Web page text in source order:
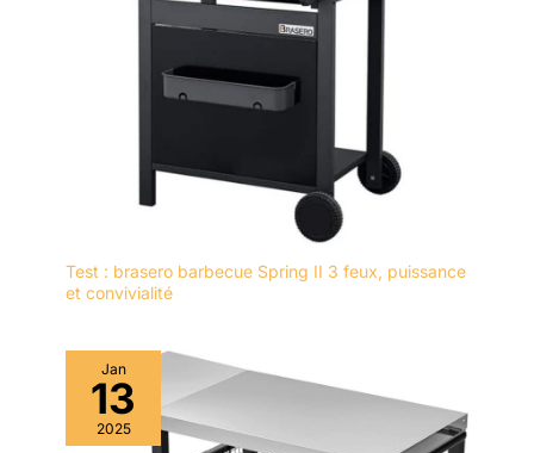
Test : brasero barbecue Spring II 3 feux, puissance
et convivialité
Jan
13
2025